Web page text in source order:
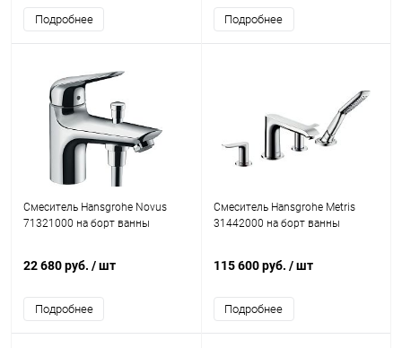
Подробнее Подробнее
Смеситель Hansgrohe Novus
71321000 на борт ванны
22 680 руб. / шт
Подробнее
Смеситель Hansgrohe Metris
31442000 на борт ванны
115 600 руб. / шт
Подробнее